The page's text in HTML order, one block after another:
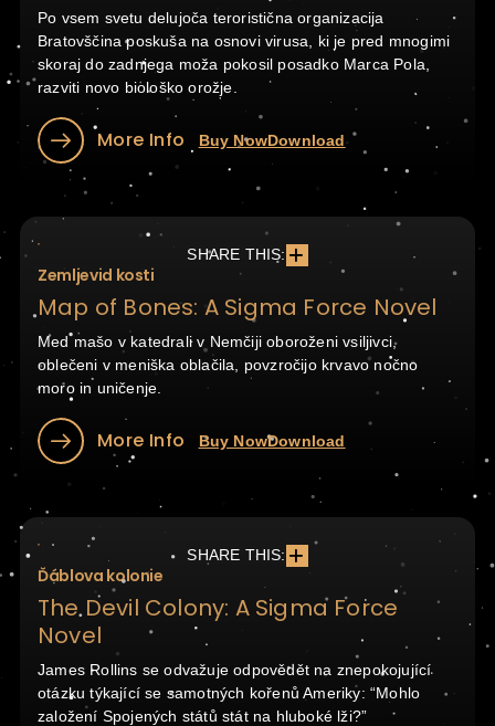
Po vsem svetu delujoča teroristična organizacija
Bratovščina poskuša na osnovi virusa, ki je pred mnogimi
skoraj do zadnjega moža pokosil posadko Marca Pola,
razviti novo biološko orožje.
More Info Buy NowDownload
SHARE THIS:
Zemljevid kosti
Map of Bones: A Sigma Force Novel
Med mašo v katedrali v Nemčiji oboroženi vsiljivci,
oblečeni v meniška oblačila, povzročijo krvavo nočno
moro in uničenje.
More Info Buy NowDownload
SHARE THIS:
Ďáblova kolonie
The Devil Colony: A Sigma Force
Novel
James Rollins se odvažuje odpovědět na znepokojující
otázku týkající se samotných kořenů Ameriky: “Mohlo
založení Spojených států stát na hluboké lži?”